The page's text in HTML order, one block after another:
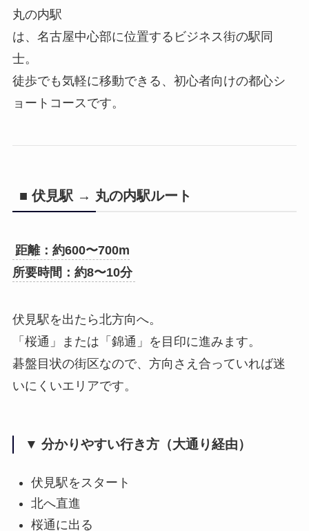
丸の内駅
は、名古屋中心部に位置するビジネス街の駅同
士。
徒歩でも気軽に移動できる、初心者向けの都心シ
ョートコースです。
■ 伏見駅 → 丸の内駅ルート
距離：約600〜700m
所要時間：約8〜10分
伏見駅を出たら北方向へ。
「桜通」または「錦通」を目印に進みます。
碁盤目状の街区なので、方向さえ合っていれば迷
いにくいエリアです。
▼ 分かりやすい行き方（大通り経由）
伏見駅をスタート
北へ直進
桜通に出る